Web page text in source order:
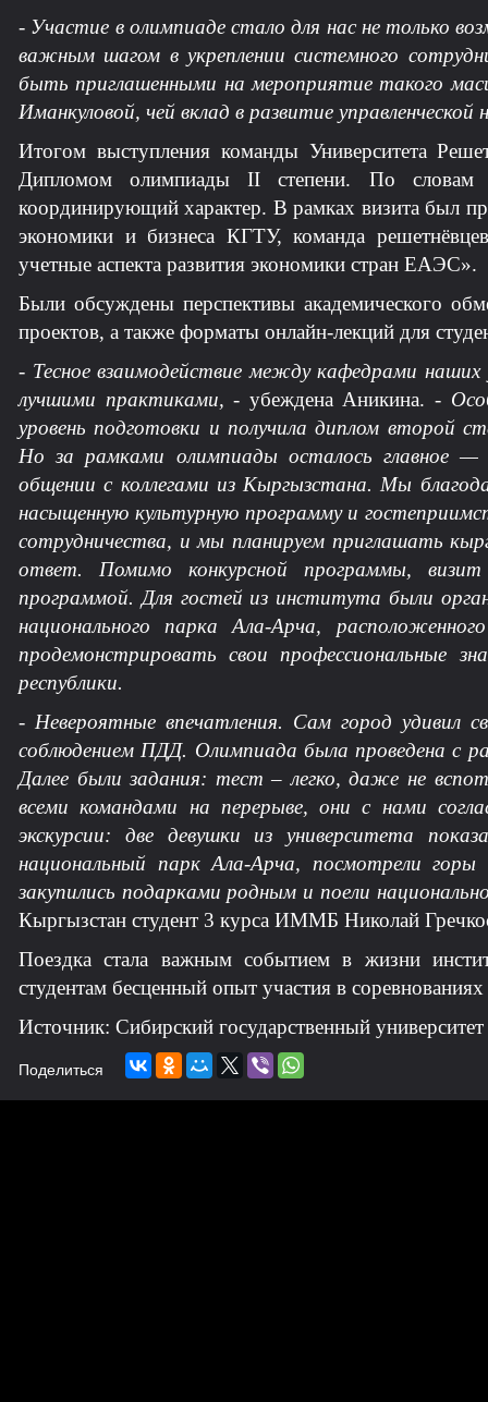
- Участие в олимпиаде стало для нас не только
важным шагом в укреплении системного
быть приглашенными на мероприятие такого
Иманкуловой, чей вклад в развитие
Итогом выступления команды Университета
Дипломом олимпиады II степени. По
координирующий характер. В рамках визита был
экономики и бизнеса КГТУ, команда
учетные аспекта развития экономики стран ЕАЭС».
Были обсуждены перспективы академического
проектов, а также форматы онлайн-лекций для
- Тесное взаимодействие между кафедрами
лучшими практиками, - убеждена Аникина. -
уровень подготовки и получила диплом второй
Но за рамками олимпиады осталось главное
общении с коллегами из Кыргызстана. Мы
насыщенную культурную программу и
сотрудничества, и мы планируем приглашать
ответ. Помимо конкурсной программы,
программой. Для гостей из института были
национального парка Ала-Арча,
продемонстрировать свои профессиональные
республики.
- Невероятные впечатления. Сам город удивил
соблюдением ПДД. Олимпиада была проведена с
Далее были задания: тест – легко, даже не
всеми командами на перерыве, они с нами
экскурсии: две девушки из университета
национальный парк Ала-Арча, посмотрели
закупились подарками родным и поели
Кыргызстан студент 3 курса ИММБ Николай
Поездка стала важным событием в жизни
студентам бесценный опыт участия в
Источник: Сибирский государственный
Поделиться